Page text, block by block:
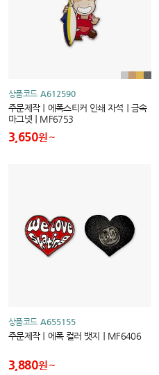
상품코드 A612590
주문제작｜에폭스티커 인쇄 자석｜금속
마그넷｜MF6753
3,650원
상품코드 A655155
주문제작｜에폭 컬러 뱃지｜MF6406
3,880원